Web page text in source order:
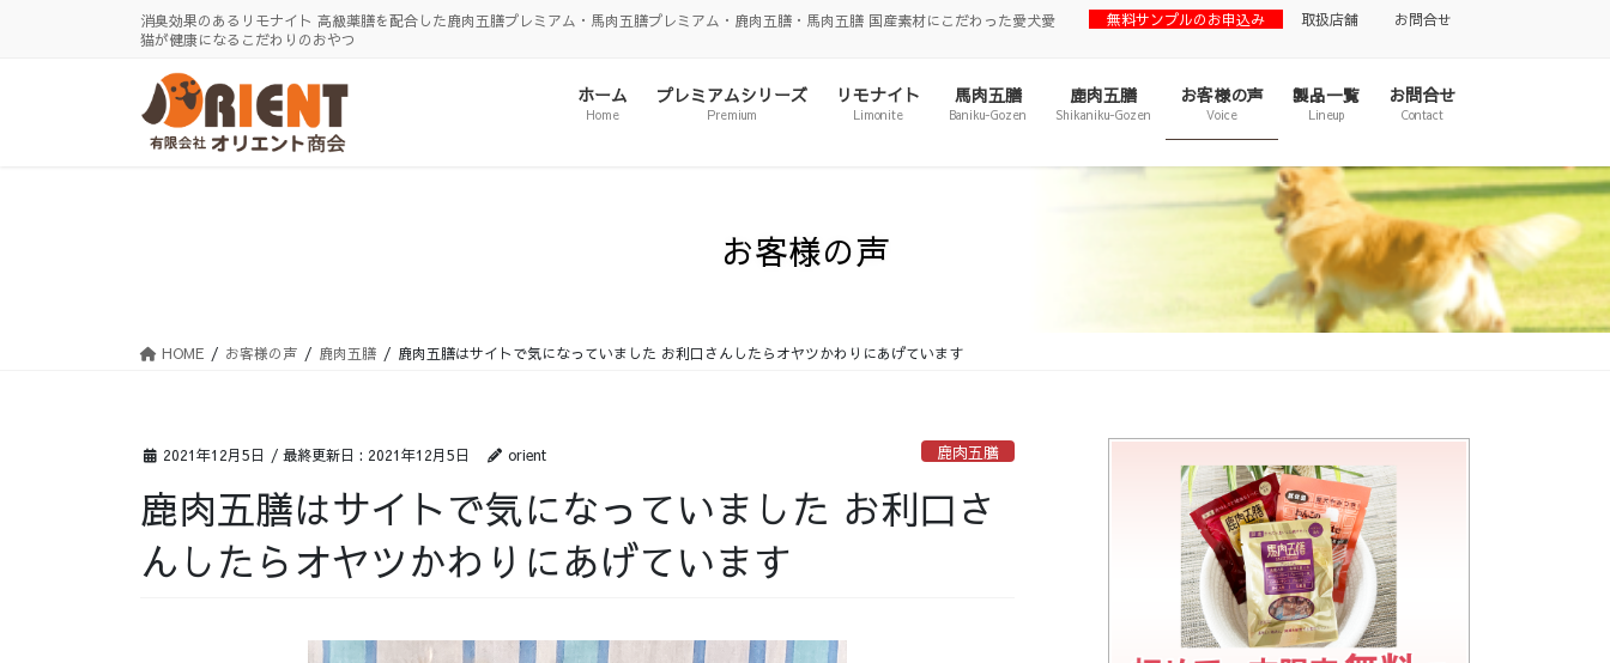
消臭効果のあるリモナイト 高級薬膳を配合した鹿肉五膳プレミアム・馬肉五膳プレミアム・鹿肉五膳・馬肉五膳 国産素材にこだわった愛犬愛
猫が健康になるこだわりのおやつ
無料サンプルのお申込み 取扱店舗 お問合せ
ホーム
Home
プレミアムシリーズ
Premium
リモナイト
Limonite
馬肉五膳
Baniku-Gozen
鹿肉五膳
Shikaniku-Gozen
お客様の声
Voice
製品一覧
Lineup
お問合せ
Contact
お客様の声
HOME お客様の声 鹿肉五膳 鹿肉五膳はサイトで気になっていました お利口さんしたらオヤツかわりにあげています
2021年12月5日 / 最終更新日 : 2021年12月5日 orient 鹿肉五膳
鹿肉五膳はサイトで気になっていました お利口さ
んしたらオヤツかわりにあげています